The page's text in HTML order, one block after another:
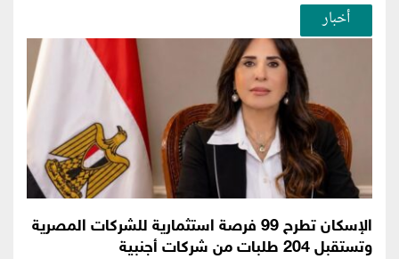
أخبار
الإسكان تطرح 99 فرصة استثمارية للشركات المصرية
وتستقبل 204 طلبات من شركات أجنبية